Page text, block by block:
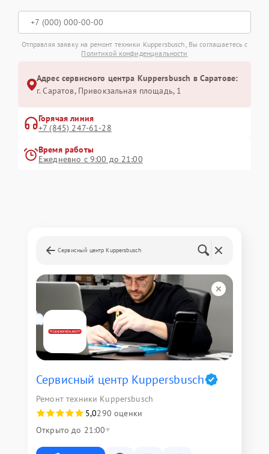
Отправляя заявку на ремонт техники Kuppersbusch, Вы соглашаетесь с
Политикой конфиденциальности
Адрес сервисного центра Kuppersbusch в Саратове:
г. Саратов, Привокзальная площадь, 1
Горячая линия
+7 (845) 247-61-28
Время работы
Ежедневно с 9:00 до 21:00
Сервисный центр Kuppersbusch
Сервисный центр Kuppersbusch
Ремонт техники Kuppersbusch
5,0290 оценки
Открыто до 21:00